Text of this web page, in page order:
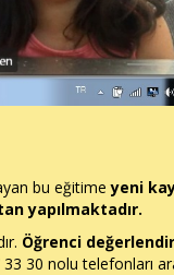
bu eğitimeyeni
yapılmaktadır.
Öğrenci
30 nolu telefonları